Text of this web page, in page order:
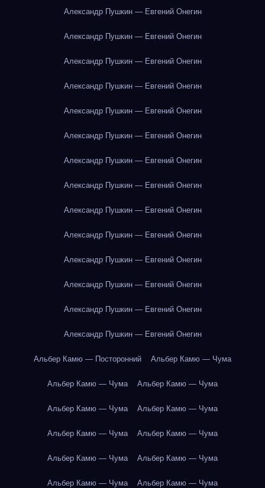
Александр Пушкин — Евгений Онегин
Александр Пушкин — Евгений Онегин
Александр Пушкин — Евгений Онегин
Александр Пушкин — Евгений Онегин
Александр Пушкин — Евгений Онегин
Александр Пушкин — Евгений Онегин
Александр Пушкин — Евгений Онегин
Александр Пушкин — Евгений Онегин
Александр Пушкин — Евгений Онегин
Александр Пушкин — Евгений Онегин
Александр Пушкин — Евгений Онегин
Александр Пушкин — Евгений Онегин
Александр Пушкин — Евгений Онегин
Александр Пушкин — Евгений Онегин
Альбер Камю — Посторонний Альбер Камю — Чума
Альбер Камю — Чума Альбер Камю — Чума
Альбер Камю — Чума Альбер Камю — Чума
Альбер Камю — Чума Альбер Камю — Чума
Альбер Камю — Чума Альбер Камю — Чума
Альбер Камю — Чума Альбер Камю — Чума